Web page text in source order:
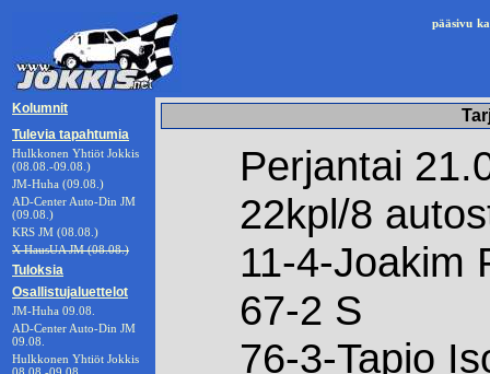
pääsivu
Kolumnit
Tulevia tapahtumia
Hulkkonen Yhtiöt Jokkis
(08.08.-09.08.)
JM-Huha (09.08.)
AD-Center Auto-Din JM
(09.08.)
KRS JM (08.08.)
X HausUA JM (08.08.)
Tuloksia
Osallistujaluettelot
JM-Huha 09.08.
AD-Center Auto-Din JM
09.08.
Hulkkonen Yhtiöt Jokkis
Perjantai
22kpl/8
11-4-Joakim
67-2 S
76-3-Tapio